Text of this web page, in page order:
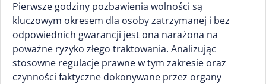
Pierwsze godziny pozbawienia wolności są
kluczowym okresem dla osoby zatrzymanej i bez
odpowiednich gwarancji jest ona narażona na
poważne ryzyko złego traktowania. Analizując
stosowne regulacje prawne w tym zakresie oraz
czynności faktyczne dokonywane przez organy